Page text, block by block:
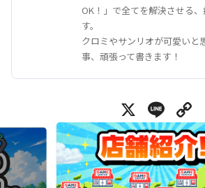
OK！」で全てを解決させる
す。
クロミやサンリオが可愛いと
事、頑張って書きます！
X Line